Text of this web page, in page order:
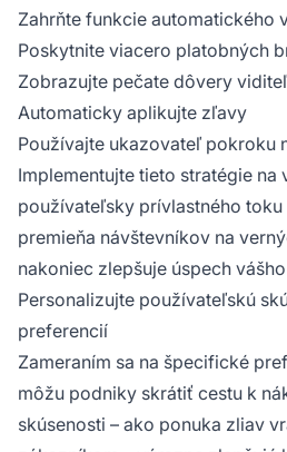
Zahrňte funkcie automatického
Poskytnite viacero platobných
Zobrazujte pečate dôvery
Automaticky aplikujte zľavy
Používajte ukazovateľ pokroku
Implementujte tieto stratégie na
používateľsky prívlastného
premieňa návštevníkov na
nakoniec zlepšuje úspech
Personalizujte používateľskú
preferencií
Zameraním sa na špecifické
môžu podniky skrátiť cestu k
skúsenosti – ako ponuka zliav